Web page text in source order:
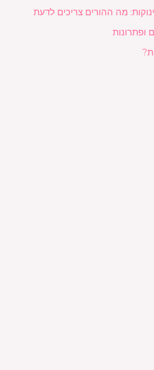
מה ההורים צריכים לדעת
ופתרונות